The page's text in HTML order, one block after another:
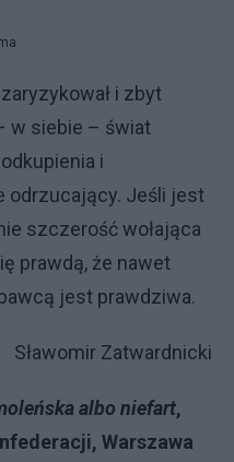
i zbyt
w siebie – świat
i
odrzucający. Jeśli jest
szczerość wołająca
prawdą, że nawet
jest prawdziwa.
Sławomir Zatwardnicki
albo niefart,
Warszawa